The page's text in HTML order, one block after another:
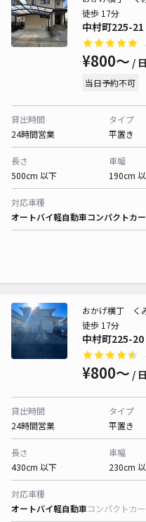
中村町225-21
徒歩 17分
¥800〜 / 日
当日予約不可
貸出時間
24時間営業
タイプ
平置き
長さ
500cm 以下
車幅
190cm
対応車種
オートバイ軽自動車コンパクトカー
中村町225-
おかげ横丁 く
徒歩 17分
¥800〜 / 日
貸出時間
24時間営業
タイプ
平置き
長さ
430cm 以下
車幅
230cm
対応車種
オートバイ軽自動車コンパクトカー